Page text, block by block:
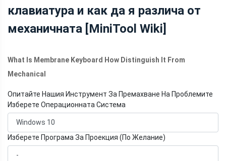
клавиатура и как да я различа от
механичната [MiniTool Wiki]
What Is Membrane Keyboard How Distinguish It From
Mechanical
Опитайте Нашия Инструмент За Премахване На Проблемите
Изберете Операционната Система
Изберете Програма За Проекция (По Желание)